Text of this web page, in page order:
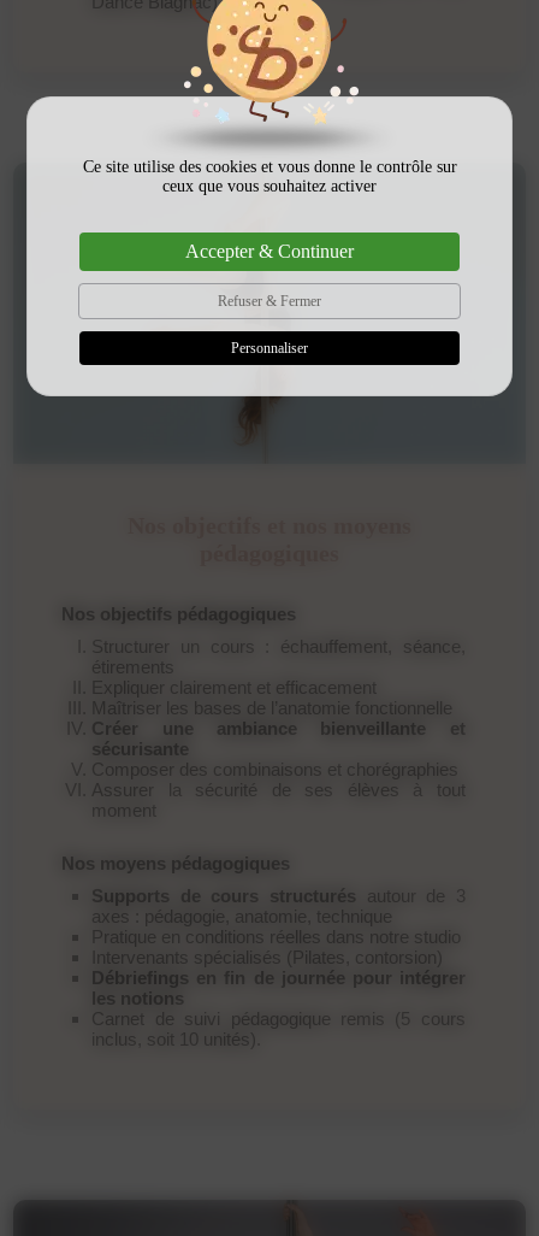
Ce site utilise des cookies et vous donne le contrôle sur
ceux que vous souhaitez activer
Accepter & Continuer
Refuser & Fermer
Personnaliser
Nos objectifs pédagogiques
Structurer un cours : échauffement, séance,
étirements
Expliquer clairement et efficacement
Maîtriser les bases de l’anatomie fonctionnelle
Créer une ambiance bienveillante et
sécurisante
Composer des combinaisons et chorégraphies
Assurer la sécurité de ses élèves à tout
moment
Nos moyens pédagogiques
Supports de cours structurés autour de 3
axes : pédagogie, anatomie, technique
Pratique en conditions réelles dans notre studio
Intervenants spécialisés (Pilates, contorsion)
Débriefings en fin de journée pour intégrer
les notions
Carnet de suivi pédagogique remis (5 cours
inclus, soit 10 unités).